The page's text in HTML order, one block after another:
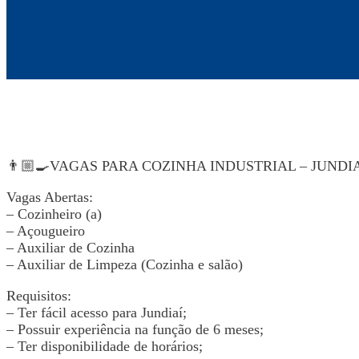
👨🏼‍🍳VAGAS PARA COZINHA INDUSTRIAL –
Vagas Abertas:
– Cozinheiro (a)
– Açougueiro
– Auxiliar de Cozinha
– Auxiliar de Limpeza (Cozinha e salão)
Requisitos:
– Ter fácil acesso para Jundiaí;
– Possuir experiência na função de 6 meses;
– Ter disponibilidade de horários;